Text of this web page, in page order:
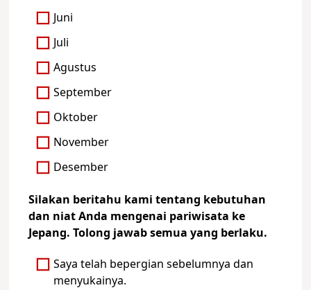
Juni
Juli
Agustus
September
Oktober
November
Desember
Silakan beritahu kami tentang kebutuhan
dan niat Anda mengenai pariwisata ke
Jepang. Tolong jawab semua yang berlaku.
Saya telah bepergian sebelumnya dan
menyukainya.